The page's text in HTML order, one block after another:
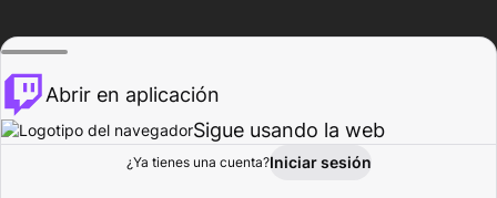
Explorar Actividad
Abrir en aplicación
Sigue usando la web
¿Ya tienes una cuenta?Iniciar sesión